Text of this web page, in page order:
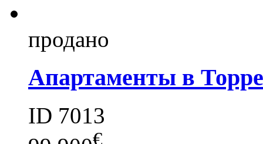
продано
Апартаменты в
ID 7013
€